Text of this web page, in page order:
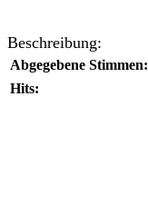
Beschreibung:
Abgegebene Stimmen:
Hits: